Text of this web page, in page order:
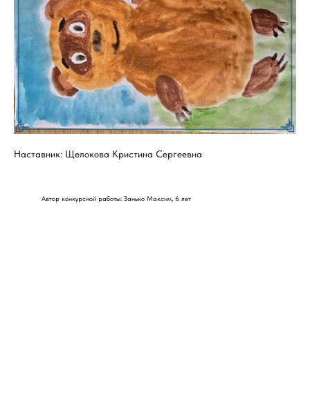
Наставник: Щелокова Кристина Сергеевна
Автор конкурсной работы: Занько Максим, 6 лет